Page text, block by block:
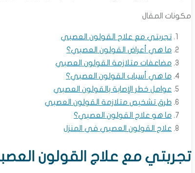
مكونات المقال
تجربتي مع علاج القولون العصبي
ما هي أعراض القولون العصبي؟
مضاعفات متلازمة القولون العصبي
ما هي أسباب القولون العصبي؟
عوامل خطر الإصابة بالقولون العصبي
طرق تشخيص متلازمة القولون العصبي
ما هو علاج القولون العصبي؟
علاج القولون العصبي في المنزل
تجربتي مع علاج القولون